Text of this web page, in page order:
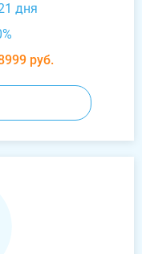
дня
руб.